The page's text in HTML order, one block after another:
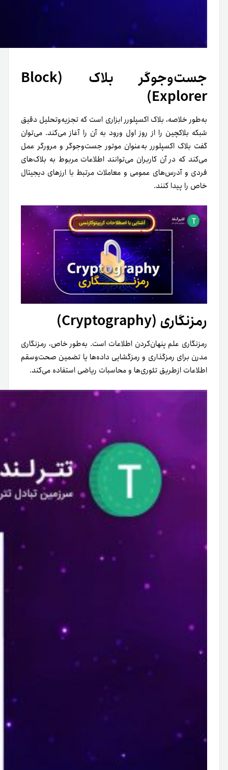
جست‌وجوگر بلاک (Block
Explorer)
به‌طور خلاصه، بلاک اکسپلورر ابزاری است که تجزیه‌و‌تحلیل دقیق
شبکه بلاکچین را از روز اول ورود به آن را آغاز می‌کند. می‌توان
گفت بلاک اکسپلورر به‌عنوان موتور جست‌وجوگر و مرورگر عمل
می‌کند که در آن کاربران می‌توانند اطلاعات مربوط به بلاک‌های
فردی و آدرس‌های عمومی و معاملات مرتبط با ارزهای دیجیتال
خاص را پیدا کنند.
رمزنگاری (Cryptography)
رمزنگاری علم پنهان‌کردن اطلاعات است. به‌طور خاص، رمزنگاری
مدرن برای رمزگذاری و رمزگشایی داده‌ها یا تضمین صحت‌وسقم
اطلاعات از‌طریق تئوری‌ها و محاسبات ریاضی استفاده می‌کند.